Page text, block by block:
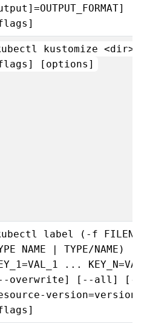
kustomize <dir>
[options]
label (-f
NAME | TYPE/NAME)
...
overwrite] [--all] [--
version=version]